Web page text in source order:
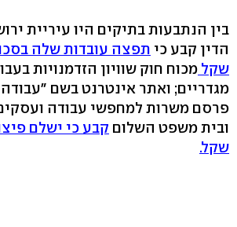
בין הנתבעות בתיקים היו עיריית
הדין קבע כי
שקל מכוח חוק שוויון הזדמנויות
מגדריים; ואתר אינטרנט בשם
פרסם משרות למחפשי עבודה ועסקים
ובית משפט השלום
שקל.